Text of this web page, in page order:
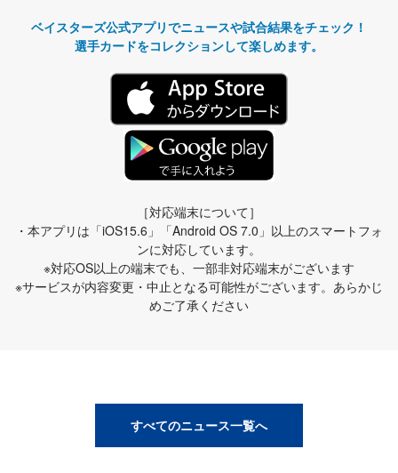
ベイスターズ公式アプリでニュースや試合結果をチェック！
選手カードをコレクションして楽しめます。
［対応端末について］
・本アプリは「iOS15.6」「Android OS 7.0」以上のスマートフォ
ンに対応しています。
※対応OS以上の端末でも、一部非対応端末がございます
※サービスが内容変更・中止となる可能性がございます。あらかじ
めご了承ください
すべてのニュース一覧へ